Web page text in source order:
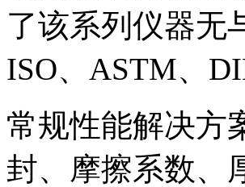
了该系列仪器无
ISO、ASTM、
常规性能解决方
封、摩擦系数、